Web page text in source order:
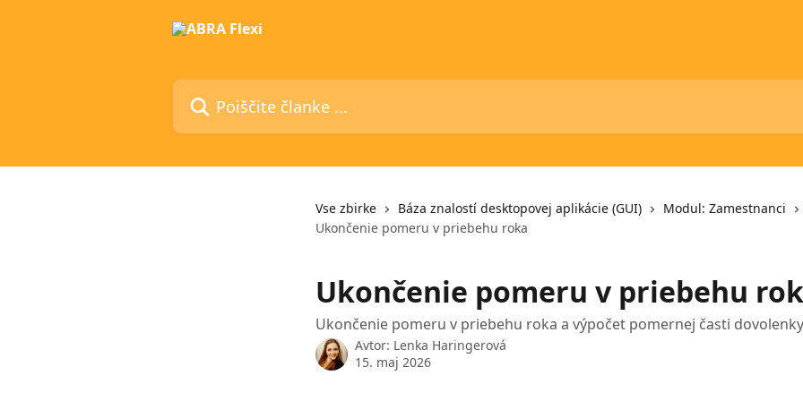
Poiščite članke ...
Vse zbirke Báza znalostí desktopovej aplikácie (GUI)
Modul: Zamestnanci
Ukončenie pomeru v priebehu roka
Ukončenie pomeru v priebehu
Ukončenie pomeru v priebehu roka a výpočet pomernej časti dovolenky
Avtor: Lenka Haringerová
15. maj 2026